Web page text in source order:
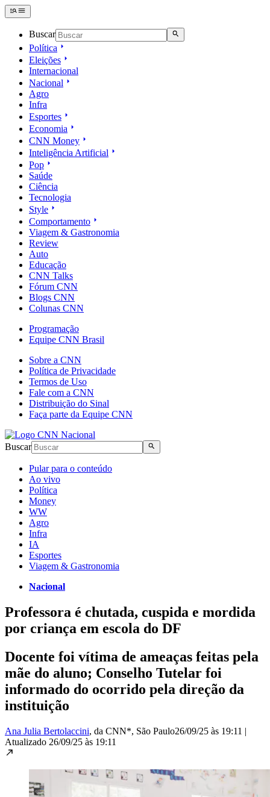
Buscar
Política
Eleições
Internacional
Nacional
Agro
Infra
Esportes
Economia
CNN Money
Inteligência Artificial
Pop
Saúde
Ciência
Tecnologia
Style
Comportamento
Viagem & Gastronomia
Review
Auto
Educação
CNN Talks
Fórum CNN
Blogs CNN
Colunas CNN
Programação
Equipe CNN Brasil
Sobre a CNN
Política de Privacidade
Termos de Uso
Fale com a CNN
Distribuição do Sinal
Faça parte da Equipe CNN
Buscar
Pular para o conteúdo
Ao vivo
Política
Money
WW
Agro
Infra
IA
Esportes
Viagem & Gastronomia
Nacional
Professora é chutada, cuspida e mordida
por criança em escola do DF
Docente foi vítima de ameaças feitas pela
mãe do aluno; Conselho Tutelar foi
informado do ocorrido pela direção da
instituição
Ana Julia Bertolaccini, da CNN*, São Paulo26/09/25 às 19:11 |
Atualizado 26/09/25 às 19:11